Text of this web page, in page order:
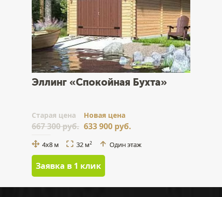
Эллинг «Спокойная Бухта»
Cтарая цена
667 300 руб.
Новая цена
633 900 руб.
4x8 м 32 м2 Один этаж
Заявка в 1 клик